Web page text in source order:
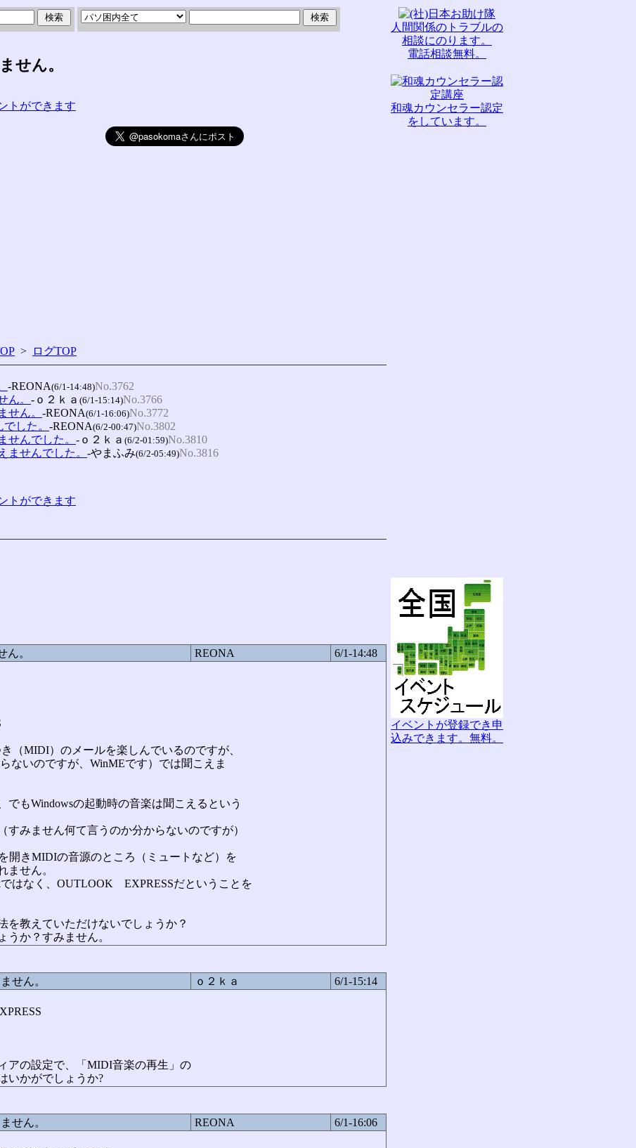
せん。
トができます
> ログTOP
-REONA(6/1-14:48)No.3762
ん。 -ｏ２ｋａ (6/1-15:14)No.3766
せん。 -REONA(6/1-16:06)No.3772
した。 -REONA(6/2-00:47)No.3802
せんでした。 -ｏ２ｋａ (6/2-01:59)No.3810
ませんでした。 -やまふみ(6/2-05:49)No.3816
トができます
ん。 REONA 6/1-14:48
（MIDI）のメールを楽しんでいるのですが、
ないのですが、WinMEです）では聞こえま
でもWindowsの起動時の音楽は聞こえるという
すみません何て言うのか分からないのですが）
開きMIDIの音源のところ（ミュートなど）を
ません。
はなく、OUTLOOK EXPRESSだということを
を教えていただけないでしょうか？
うか？すみません。
せん。 ｏ２ｋａ
6/1-15:14
アの設定で、「MIDI音楽の再生」の
いかがでしょうか?
せん。 REONA
6/1-16:06
人間関係のトラブルの
相談にのります。
電話相談無料。
和魂カウンセラー認定
をしています。
イベントが登録でき申
込みできます。無料。